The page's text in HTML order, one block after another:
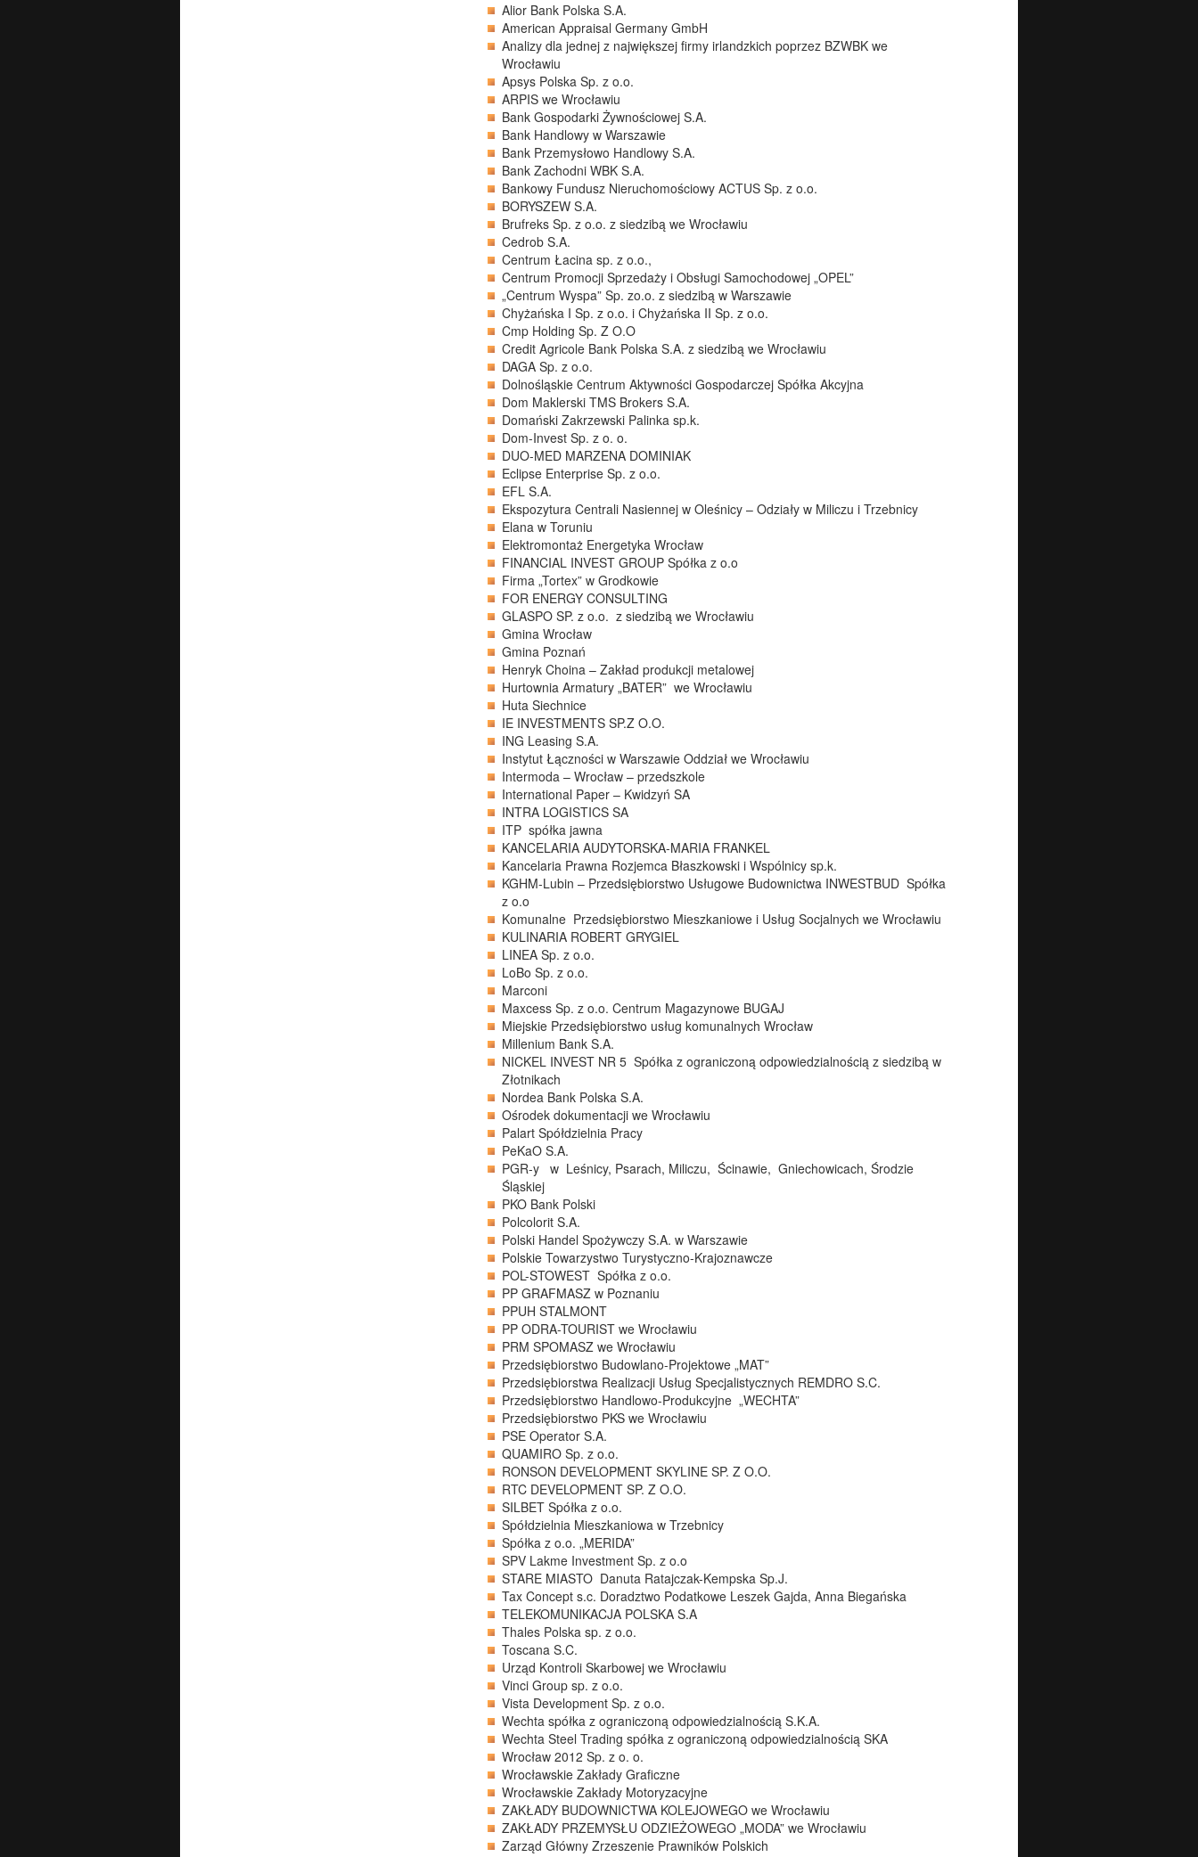
Alior Bank Polska S.A.
American Appraisal Germany GmbH
Analizy dla jednej z największej firmy irlandzkich poprzez BZWBK we
Wrocławiu
Apsys Polska Sp. z o.o.
ARPIS we Wrocławiu
Bank Gospodarki Żywnościowej S.A.
Bank Handlowy w Warszawie
Bank Przemysłowo Handlowy S.A.
Bank Zachodni WBK S.A.
Bankowy Fundusz Nieruchomościowy ACTUS Sp. z o.o.
BORYSZEW S.A.
Brufreks Sp. z o.o. z siedzibą we Wrocławiu
Cedrob S.A.
Centrum Łacina sp. z o.o.,
Centrum Promocji Sprzedaży i Obsługi Samochodowej „OPEL”
„Centrum Wyspa” Sp. zo.o. z siedzibą w Warszawie
Chyżańska I Sp. z o.o. i Chyżańska II Sp. z o.o.
Cmp Holding Sp. Z O.O
Credit Agricole Bank Polska S.A. z siedzibą we Wrocławiu
DAGA Sp. z o.o.
Dolnośląskie Centrum Aktywności Gospodarczej Spółka Akcyjna
Dom Maklerski TMS Brokers S.A.
Domański Zakrzewski Palinka sp.k.
Dom-Invest Sp. z o. o.
DUO-MED MARZENA DOMINIAK
Eclipse Enterprise Sp. z o.o.
EFL S.A.
Ekspozytura Centrali Nasiennej w Oleśnicy – Odziały w Miliczu i Trzebnicy
Elana w Toruniu
Elektromontaż Energetyka Wrocław
FINANCIAL INVEST GROUP Spółka z o.o
Firma „Tortex” w Grodkowie
FOR ENERGY CONSULTING
GLASPO SP. z o.o. z siedzibą we Wrocławiu
Gmina Wrocław
Gmina Poznań
Henryk Choina – Zakład produkcji metalowej
Hurtownia Armatury „BATER” we Wrocławiu
Huta Siechnice
IE INVESTMENTS SP.Z O.O.
ING Leasing S.A.
Instytut Łączności w Warszawie Oddział we Wrocławiu
Intermoda – Wrocław – przedszkole
International Paper – Kwidzyń SA
INTRA LOGISTICS SA
ITP spółka jawna
KANCELARIA AUDYTORSKA-MARIA FRANKEL
Kancelaria Prawna Rozjemca Błaszkowski i Wspólnicy sp.k.
KGHM-Lubin – Przedsiębiorstwo Usługowe Budownictwa INWESTBUD Spółka
z o.o
Komunalne Przedsiębiorstwo Mieszkaniowe i Usług Socjalnych we Wrocławiu
KULINARIA ROBERT GRYGIEL
LINEA Sp. z o.o.
LoBo Sp. z o.o.
Marconi
Maxcess Sp. z o.o. Centrum Magazynowe BUGAJ
Miejskie Przedsiębiorstwo usług komunalnych Wrocław
Millenium Bank S.A.
NICKEL INVEST NR 5 Spółka z ograniczoną odpowiedzialnością z siedzibą w
Złotnikach
Nordea Bank Polska S.A.
Ośrodek dokumentacji we Wrocławiu
Palart Spółdzielnia Pracy
PeKaO S.A.
PGR-y w Leśnicy, Psarach, Miliczu, Ścinawie, Gniechowicach, Środzie
Śląskiej
PKO Bank Polski
Polcolorit S.A.
Polski Handel Spożywczy S.A. w Warszawie
Polskie Towarzystwo Turystyczno-Krajoznawcze
POL-STOWEST Spółka z o.o.
PP GRAFMASZ w Poznaniu
PPUH STALMONT
PP ODRA-TOURIST we Wrocławiu
PRM SPOMASZ we Wrocławiu
Przedsiębiorstwo Budowlano-Projektowe „MAT”
Przedsiębiorstwa Realizacji Usług Specjalistycznych REMDRO S.C.
Przedsiębiorstwo Handlowo-Produkcyjne „WECHTA”
Przedsiębiorstwo PKS we Wrocławiu
PSE Operator S.A.
QUAMIRO Sp. z o.o.
RONSON DEVELOPMENT SKYLINE SP. Z O.O.
RTC DEVELOPMENT SP. Z O.O.
SILBET Spółka z o.o.
Spółdzielnia Mieszkaniowa w Trzebnicy
Spółka z o.o. „MERIDA”
SPV Lakme Investment Sp. z o.o
STARE MIASTO Danuta Ratajczak-Kempska Sp.J.
Tax Concept s.c. Doradztwo Podatkowe Leszek Gajda, Anna Biegańska
TELEKOMUNIKACJA POLSKA S.A
Thales Polska sp. z o.o.
Toscana S.C.
Urząd Kontroli Skarbowej we Wrocławiu
Vinci Group sp. z o.o.
Vista Development Sp. z o.o.
Wechta spółka z ograniczoną odpowiedzialnością S.K.A.
Wechta Steel Trading spółka z ograniczoną odpowiedzialnością SKA
Wrocław 2012 Sp. z o. o.
Wrocławskie Zakłady Graficzne
Wrocławskie Zakłady Motoryzacyjne
ZAKŁADY BUDOWNICTWA KOLEJOWEGO we Wrocławiu
ZAKŁADY PRZEMYSŁU ODZIEŻOWEGO „MODA” we Wrocławiu
Zarząd Główny Zrzeszenie Prawników Polskich